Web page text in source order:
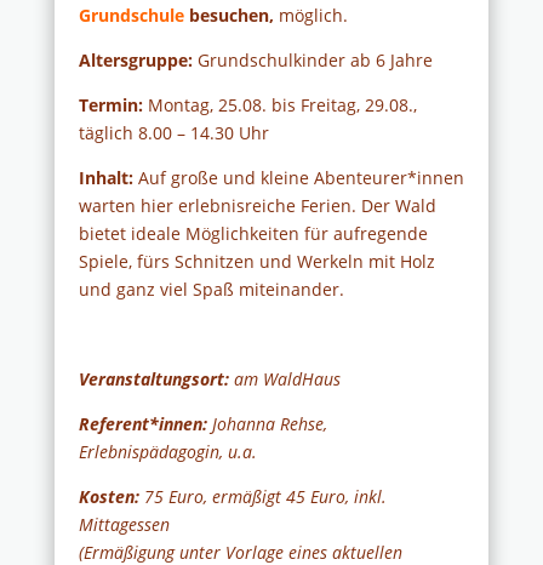
Grundschulebesuchen, möglich.
Altersgruppe: Grundschulkinder ab 6 Jahre
Termin: Montag, 25.08. bis Freitag, 29.08.,
täglich 8.00 – 14.30 Uhr
Inhalt:Auf große und kleine Abenteurer*innen
warten hier erlebnisreiche Ferien. Der Wald
bietet ideale Möglichkeiten für aufregende
Spiele, fürs Schnitzen und Werkeln mit Holz
und ganz viel Spaß miteinander.
Veranstaltungsort:am WaldHaus
Referent*innen:Johanna Rehse,
Erlebnispädagogin, u.a.
Kosten:75 Euro, ermäßigt 45 Euro, inkl.
Mittagessen
(Ermäßigung unter Vorlage eines aktuellen